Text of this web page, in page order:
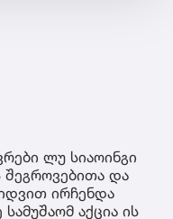
ლუ სიაოინგი
შეგროვებითა და
ირჩენდა
აქცია ის